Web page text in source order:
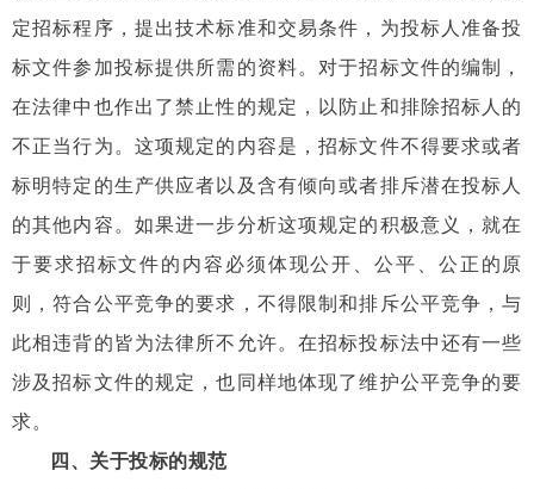
定招标程序，提出技术标准和交易条件，为投标人准备投
标文件参加投标提供所需的资料。对于招标文件的编制，
在法律中也作出了禁止性的规定，以防止和排除招标人的
不正当行为。这项规定的内容是，招标文件不得要求或者
标明特定的生产供应者以及含有倾向或者排斥潜在投标人
的其他内容。如果进一步分析这项规定的积极意义，就在
于要求招标文件的内容必须体现公开、公平、公正的原
则，符合公平竞争的要求，不得限制和排斥公平竞争，与
此相违背的皆为法律所不允许。在招标投标法中还有一些
涉及招标文件的规定，也同样地体现了维护公平竞争的要
求。
四、关于投标的规范